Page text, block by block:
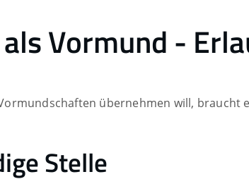
Vormund -
übernehmen will, braucht
Stelle